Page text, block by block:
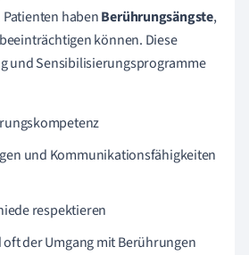
habenBerührungsängste,
können. Diese
und Sensibilisierungsprogramme
und Kommunikationsfähigkeiten
respektieren
der Umgang mit Berührungen